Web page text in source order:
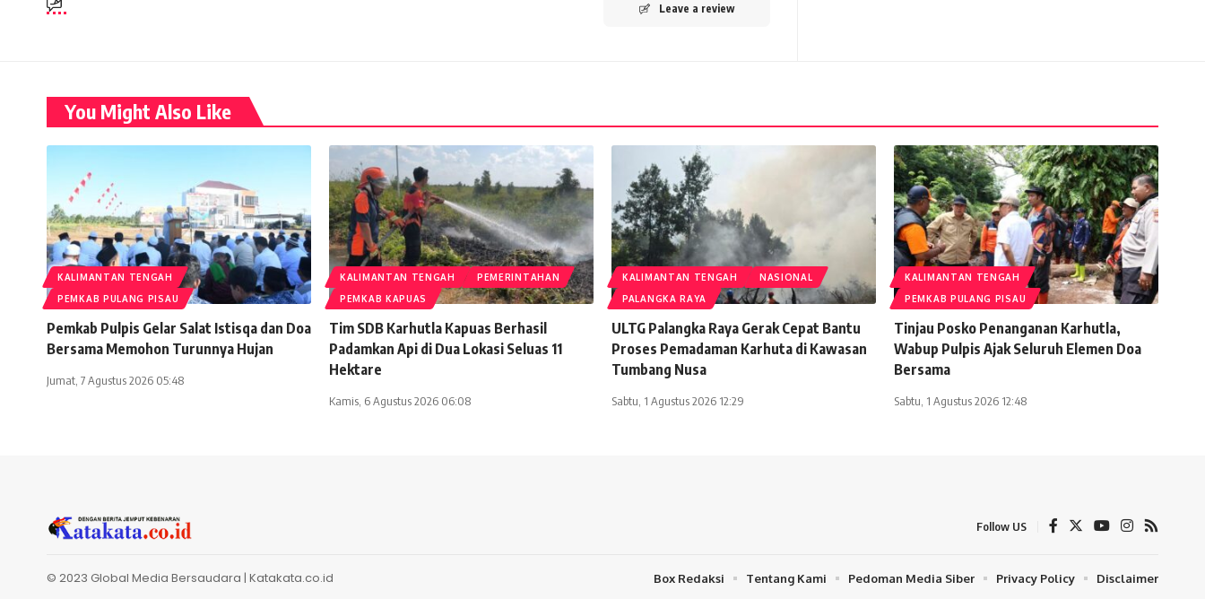
Leave a review
You Might Also Like
KALIMANTAN TENGAH
PEMKAB PULANG PISAU
Pemkab Pulpis Gelar Salat Istisqa dan Doa
Bersama Memohon Turunnya Hujan
Jumat, 7 Agustus 2026 05:48
KALIMANTAN TENGAH
PEMERINTAHAN
PEMKAB KAPUAS
Tim SDB Karhutla Kapuas Berhasil
Padamkan Api di Dua Lokasi Seluas 11
Hektare
Kamis, 6 Agustus 2026 06:08
KALIMANTAN TENGAH
NASIONAL
PALANGKA RAYA
ULTG Palangka Raya Gerak Cepat Bantu
Proses Pemadaman Karhuta di Kawasan
Tumbang Nusa
Sabtu, 1 Agustus 2026 12:29
KALIMANTAN TENGAH
PEMKAB PULANG PISAU
Tinjau Posko Penanganan Karhutla,
Wabup Pulpis Ajak Seluruh Elemen Doa
Bersama
Sabtu, 1 Agustus 2026 12:48
Follow US
© 2023 Global Media Bersaudara | Katakata.co.id Box Redaksi Tentang Kami Pedoman Media Siber Privacy Policy Disclaimer